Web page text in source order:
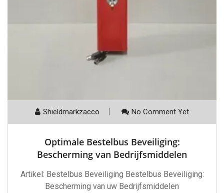
Shieldmarkzacco No Comment Yet
Optimale Bestelbus Beveiliging:
Bescherming van Bedrijfsmiddelen
Artikel: Bestelbus Beveiliging Bestelbus Beveiliging:
Bescherming van uw Bedrijfsmiddelen